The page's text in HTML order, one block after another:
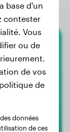
base d'un
contester
Vous
ou de
de vos
de
données
de ces